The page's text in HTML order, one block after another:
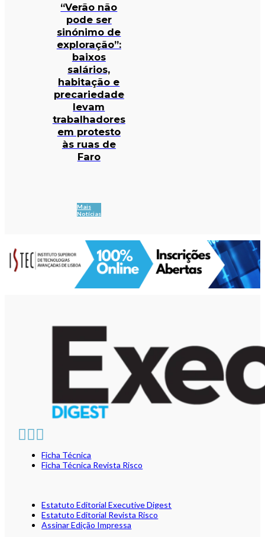
“Verão não
pode ser
sinónimo de
exploração”:
baixos
salários,
habitação e
precariedade
levam
trabalhadores
em protesto
às ruas de
Faro
Mais
Notícias
Ficha Técnica
Ficha Técnica Revista Risco
Estatuto Editorial Executive Digest
Estatuto Editorial Revista Risco
Assinar Edição Impressa